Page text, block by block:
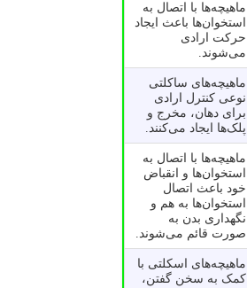
ماهیچه‌ها با اتصال به
استخوان‌ها باعث ایجاد
حرکت ارادی
می‌شوند.
ماهیچه‌های ساکلتی
نوعی کنترل ارادی
برای دهان، مخرج و
پلک‌ها ایجاد می‌کنند.
ماهیچه‌ها با اتصال به
استخوان‌ها و انقباض
خود باعث اتصال
استخوان‌ها به هم و
نگهداری بدن به
صورت قائم می‌شوند.
ماهیچه‌های اسکلتی با
کمک به سخن گفتن،